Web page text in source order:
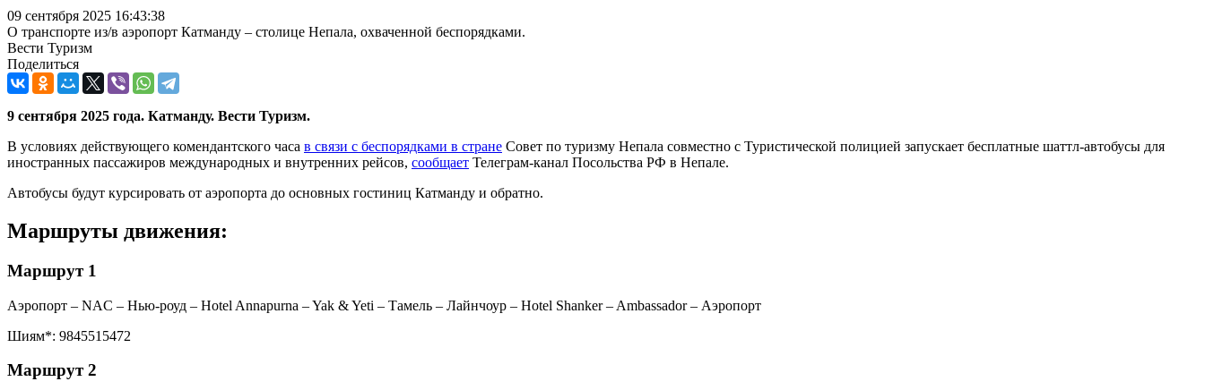
09 сентября 2025 16:43:38
О транспорте из/в аэропорт Катманду – столице Непала, охваченной беспорядками.
Вести Туризм
Поделиться
9 сентября 2025 года. Катманду. Вести Туризм.
В условиях действующего комендантского часа в связи с беспорядками в стране Совет по туризму Непала совместно с Туристической полицией запускает бесплатные шаттл-автобусы для
иностранных пассажиров международных и внутренних рейсов, сообщает Телеграм-канал Посольства РФ в Непале.
Автобусы будут курсировать от аэропорта до основных гостиниц Катманду и обратно.
Маршруты движения:
Маршрут 1
Аэропорт – NAC – Нью-роуд – Hotel Annapurna – Yak & Yeti – Тамель – Лайнчоур – Hotel Shanker – Ambassador – Аэропорт
Шиям*: 9845515472
Маршрут 2